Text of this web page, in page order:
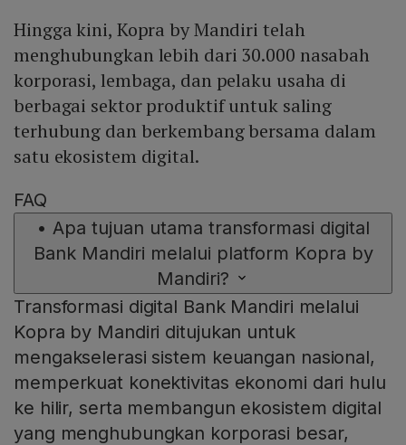
Hingga kini, Kopra by Mandiri telah
menghubungkan lebih dari 30.000 nasabah
korporasi, lembaga, dan pelaku usaha di
berbagai sektor produktif untuk saling
terhubung dan berkembang bersama dalam
satu ekosistem digital.
FAQ
• Apa tujuan utama transformasi digital
Bank Mandiri melalui platform Kopra by
Mandiri?
Transformasi digital Bank Mandiri melalui
Kopra by Mandiri ditujukan untuk
mengakselerasi sistem keuangan nasional,
memperkuat konektivitas ekonomi dari hulu
ke hilir, serta membangun ekosistem digital
yang menghubungkan korporasi besar,